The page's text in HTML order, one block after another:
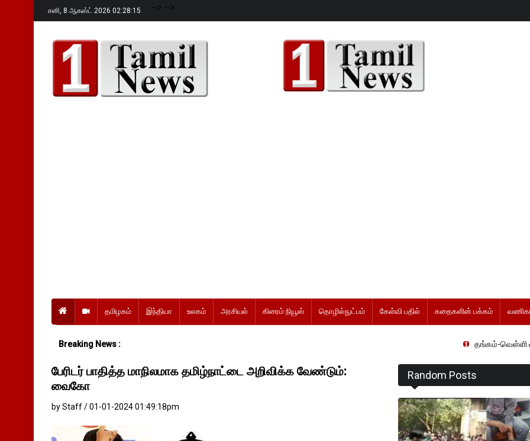
சனி, 8 ஆகஸ்ட் 2026 02:28:16 --> -->
தமிழகம் இந்தியா உலகம் அரசியல் கிரைம் நியூஸ் தொழில்நுட்பம் கேள்வி பதில் கதைகளின் பக்கம்
Breaking News : தங்கம்-வெள்ளி விலை
பேரிடர் பாதித்த மாநிலமாக தமிழ்நாட்டை அறிவிக்க வேண்டும்:
வைகோ
by Staff / 01-01-2024 01:49:18pm
Random Posts